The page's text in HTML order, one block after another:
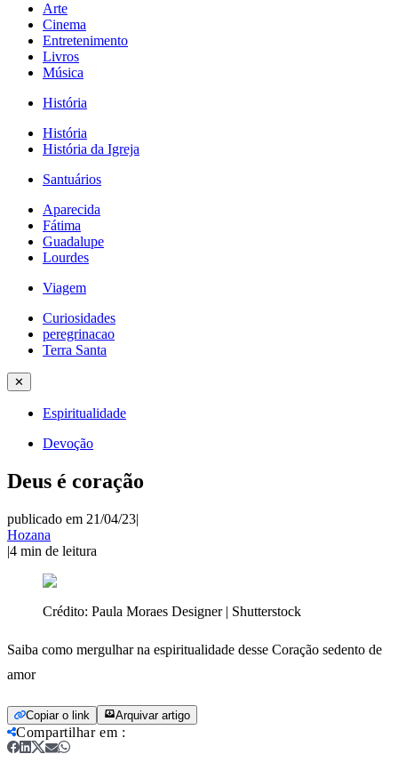
Arte
Cinema
Entretenimento
Livros
Música
História
História
História da Igreja
Santuários
Aparecida
Fátima
Guadalupe
Lourdes
Viagem
Curiosidades
peregrinacao
Terra Santa
✕
Espiritualidade
Devoção
Deus é coração
publicado em 21/04/23|
Hozana
|4 min de leitura
Crédito: Paula Moraes Designer | Shutterstock
Saiba como mergulhar na espiritualidade desse Coração sedento de
amor
Copiar o link Arquivar artigo
Compartilhar em :